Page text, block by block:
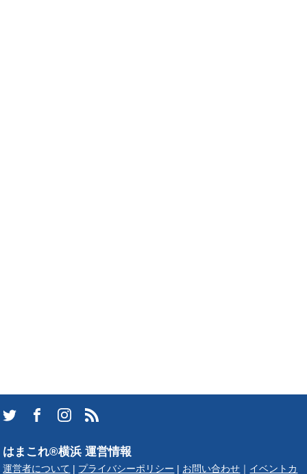
はまこれ®横浜 運営情報
運営者について | プライバシーポリシー | お問い合わせ ｜ イベントカ